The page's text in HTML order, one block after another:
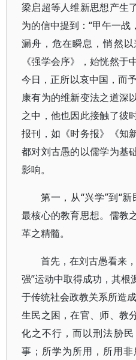
梁启超等人维新思想产生
为的信中提到：“甲午一
漏舟，危在瞬息，悄然
《强学会序》，始恍然
今日，正所以哀中国，而
康有为的维新变法之道深
之中，他也因此接触了彼
报刊，如《时务报》《知
都对刘古愚的以儒学为基
影响。
第一，从“兴学”到“
最核心的教育思想。儒教
革之精髓。
首先，在刘古愚看来
强”运动中取得成功，其根
于传统社会政教关系所造
生民之困，在官、师、教
化之不行，而以刑法胁
事；所学为所用，所用